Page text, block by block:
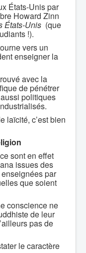
États-Unis par
Howard Zinn
États-Unis (que
!).
vers un
enseigner la
avec la
de pénétrer
politiques
laïcité, c’est bien
sont en effet
issues des
par
que soient
conscience ne
de leur
pas de
le caractère